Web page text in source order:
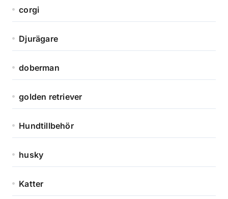
corgi
Djurägare
doberman
golden retriever
Hundtillbehör
husky
Katter